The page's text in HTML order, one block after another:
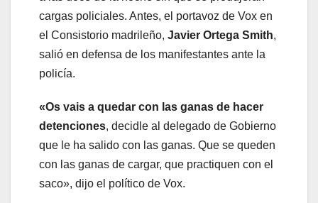
cargas policiales. Antes, el portavoz de Vox en
el Consistorio madrileño, Javier Ortega Smith,
salió en defensa de los manifestantes ante la
policía.
«Os vais a quedar con las ganas de hacer
detenciones, decidle al delegado de Gobierno
que le ha salido con las ganas. Que se queden
con las ganas de cargar, que practiquen con el
saco», dijo el político de Vox.